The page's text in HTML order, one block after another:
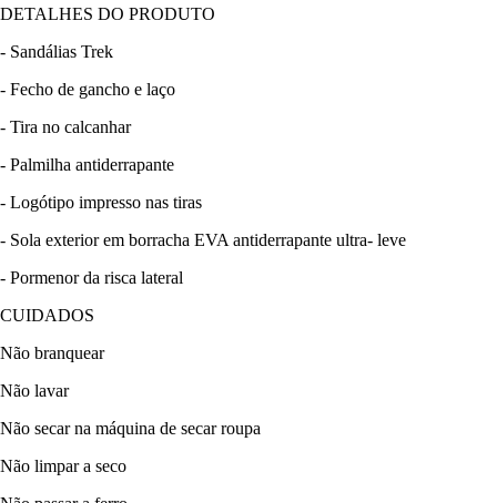
DETALHES DO PRODUTO
- Sandálias Trek
- Fecho de gancho e laço
- Tira no calcanhar
- Palmilha antiderrapante
- Logótipo impresso nas tiras
- Sola exterior em borracha EVA antiderrapante ultra- leve
- Pormenor da risca lateral
CUIDADOS
Não branquear
Não lavar
Não secar na máquina de secar roupa
Não limpar a seco